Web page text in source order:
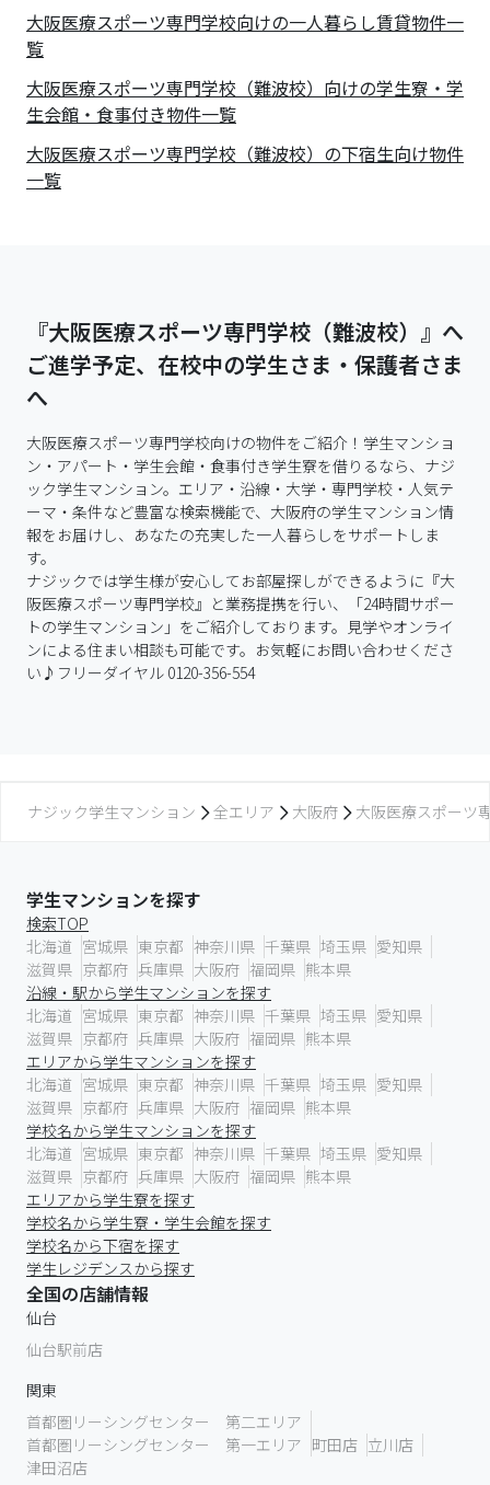
大阪医療スポーツ専門学校向けの一人暮らし賃貸物件一
覧
大阪医療スポーツ専門学校（難波校）向けの学生寮・学
生会館・食事付き物件一覧
大阪医療スポーツ専門学校（難波校）の下宿生向け物件
一覧
『大阪医療スポーツ専門学校（難波校）』へ
ご進学予定、在校中の学生さま・保護者さま
へ
大阪医療スポーツ専門学校向けの物件をご紹介！学生マンショ
ン・アパート・学生会館・食事付き学生寮を借りるなら、ナジ
ック学生マンション。エリア・沿線・大学・専門学校・人気テ
ーマ・条件など豊富な検索機能で、大阪府の学生マンション情
報をお届けし、あなたの充実した一人暮らしをサポートしま
す。
ナジックでは学生様が安心してお部屋探しができるように『大
阪医療スポーツ専門学校』と業務提携を行い、「24時間サポー
トの学生マンション」をご紹介しております。見学やオンライ
ンによる住まい相談も可能です。お気軽にお問い合わせくださ
い♪フリーダイヤル 0120-356-554
ナジック学生マンション 全エリア 大阪府 大阪医療スポーツ
学生マンションを探す
検索TOP
北海道 宮城県 東京都 神奈川県 千葉県 埼玉県 愛知県
滋賀県 京都府 兵庫県 大阪府 福岡県 熊本県
沿線・駅から学生マンションを探す
北海道 宮城県 東京都 神奈川県 千葉県 埼玉県 愛知県
滋賀県 京都府 兵庫県 大阪府 福岡県 熊本県
エリアから学生マンションを探す
北海道 宮城県 東京都 神奈川県 千葉県 埼玉県 愛知県
滋賀県 京都府 兵庫県 大阪府 福岡県 熊本県
学校名から学生マンションを探す
北海道 宮城県 東京都 神奈川県 千葉県 埼玉県 愛知県
滋賀県 京都府 兵庫県 大阪府 福岡県 熊本県
エリアから学生寮を探す
学校名から学生寮・学生会館を探す
学校名から下宿を探す
学生レジデンスから探す
全国の店舗情報
仙台
仙台駅前店
関東
首都圏リーシングセンター 第二エリア
首都圏リーシングセンター 第一エリア 町田店 立川店
津田沼店